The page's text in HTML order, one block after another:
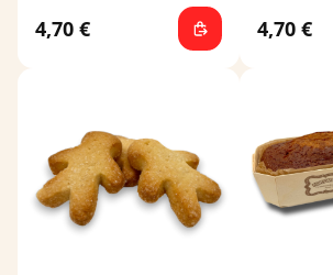
4,70 € 4,70 €